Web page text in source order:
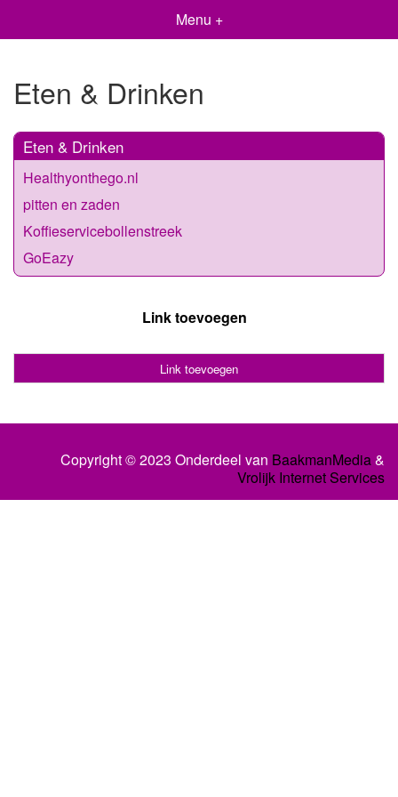
Menu +
Eten & Drinken
Eten & Drinken
Healthyonthego.nl
pitten en zaden
Koffieservicebollenstreek
GoEazy
Link toevoegen
Link toevoegen
Copyright © 2023 Onderdeel van BaakmanMedia&
Vrolijk Internet Services